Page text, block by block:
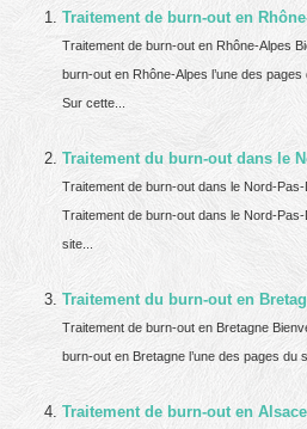
Traitement de burn-out en
Traitement de burn-out en Rhône-Alpes
burn-out en Rhône-Alpes l’une des
Sur cette...
Traitement du burn-out dans le
Traitement de burn-out dans le Nord-
Traitement de burn-out dans le Nord-
site...
Traitement du burn-out en
Traitement de burn-out en Bretagne
burn-out en Bretagne l’une des pages du
Traitement de burn-out en Alsace